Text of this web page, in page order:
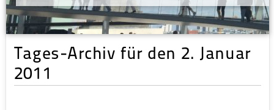
Tages-Archiv für den 2. Januar
2011